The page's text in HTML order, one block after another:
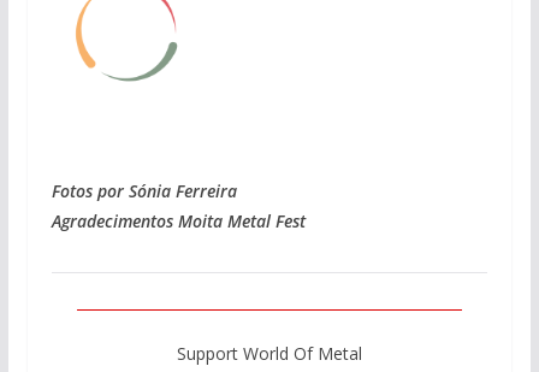
Fotos por Sónia Ferreira
Agradecimentos Moita Metal Fest
Support World Of Metal